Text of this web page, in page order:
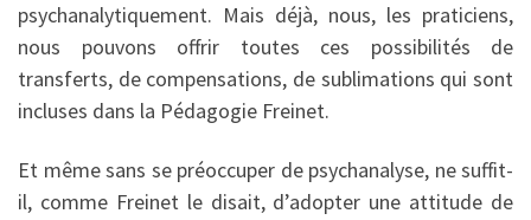
psychanalytiquement. Mais déjà, nous, les praticiens,
nous pouvons offrir toutes ces possibilités de
transferts, de compensations, de sublimations qui sont
incluses dans la Pédagogie Freinet.
Et même sans se préoccuper de psychanalyse, ne suffit-
il, comme Freinet le disait, d’adopter une attitude de